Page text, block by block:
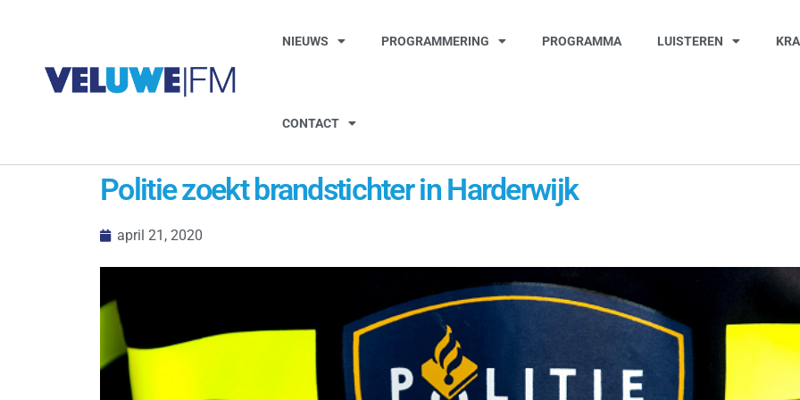
NIEUWS PROGRAMMERING PROGRAMMA LUISTEREN
CONTACT
Politie zoekt brandstichter in Harderwijk
april 21, 2020